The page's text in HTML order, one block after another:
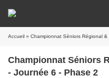
Accueil » Championnat Séniors Régional
Championnat Séniors
- Journée 6 - Phase 2